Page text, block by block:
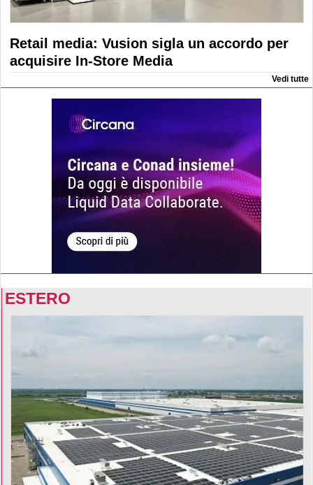
Retail media: Vusion sigla un accordo per
acquisire In-Store Media
Vedi tutte
ESTERO